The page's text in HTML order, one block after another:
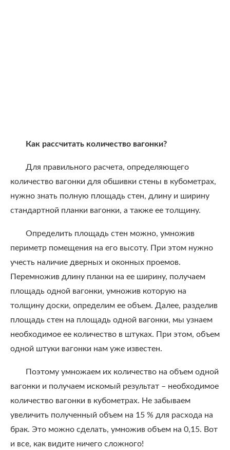
Как рассчитать количество вагонки?
Для правильного расчета, определяющего
количество вагонки для обшивки стены в кубометрах,
нужно знать полную площадь стен, длину и ширину
стандартной планки вагонки, а также ее толщину.
Определить площадь стен можно, умножив
периметр помещения на его высоту. При этом нужно
учесть наличие дверных и оконных проемов.
Перемножив длину планки на ее ширину, получаем
площадь одной вагонки, умножив которую на
толщину доски, определим ее объем. Далее, разделив
площадь стен на площадь одной вагонки, мы узнаем
необходимое ее количество в штуках. При этом, объем
одной штуки вагонки нам уже известен.
Поэтому умножаем их количество на объем одной
вагонки и получаем искомый результат – необходимое
количество вагонки в кубометрах. Не забываем
увеличить полученный объем на 15 % для расхода на
брак. Это можно сделать, умножив объем на 0,15. Вот
и все, как видите ничего сложного!